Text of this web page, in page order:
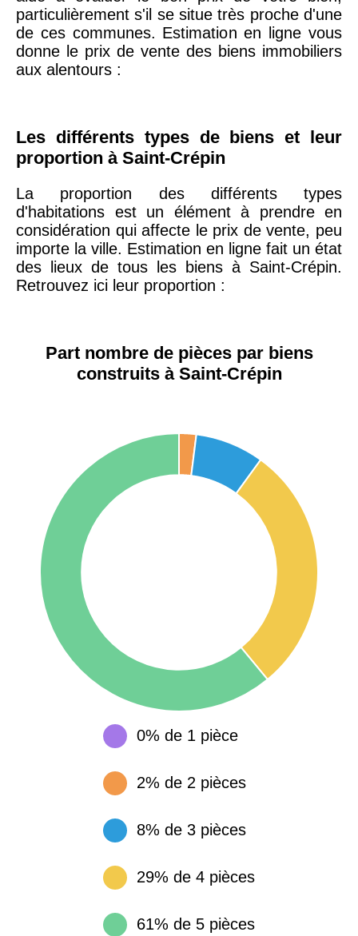
75019 -Paris
19ème
51100 -Reims 3 036 € 2 667 €
75013 -
13ème
arrondissement
10 073 € 11 085 €
76600 -Le Havre 2 455 € 2 453 €
Paris
arrondissement
15 155 €
83000 - Toulon
38000 - Grenoble 3 382 €
particulièrement s'il se situe très proche d'une
de ces communes. Estimation en ligne vous
donne le prix de vente des biens immobiliers
aux alentours :
Les différents types de biens et leur
proportion à Saint-Crépin
La proportion des différents types
d'habitations est un élément à prendre en
considération qui affecte le prix de vente, peu
importe la ville. Estimation en ligne fait un état
des lieux de tous les biens à Saint-Crépin.
Retrouvez ici leur proportion :
Part nombre de pièces par biens
construits à Saint-Crépin
0% de 1 pièce
2% de 2 pièces
8% de 3 pièces
29% de 4 pièces
61% de 5 pièces